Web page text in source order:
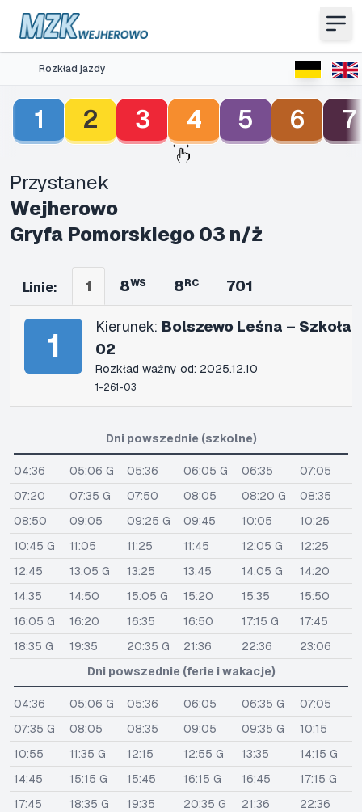
Rozkład jazdy
1 2 3 4 5 6 7
Przystanek
Wejherowo
Gryfa Pomorskiego 03 n/ż
Linie: 1 8WS 8RC 701
1 Kierunek: Bolszewo Leśna – Szkoła
02
Rozkład ważny od: 2025.12.10
1-261-03
Dni powszednie (szkolne)
04:36 05:06 G 05:36 06:05 G 06:35
07:05
07:20
07:35 G 07:50 08:05 08:20 G
08:35
08:50
09:05 09:25 G 09:45 10:05
10:25
10:45 G
11:05 11:25 11:45 12:05 G
12:25
12:45
13:05 G 13:25 13:45 14:05 G
14:20
14:35
14:50 15:05 G 15:20 15:35
15:50
16:05 G
16:20 16:35 16:50 17:15 G
17:45
18:35 G
19:35 20:35 G 21:36 22:36
23:06
Dni powszednie (ferie i wakacje)
04:36 05:06 G 05:36 06:05 06:35 G
07:05
07:35 G
08:05 08:35 09:05 09:35 G
10:15
10:55
11:35 G 12:15 12:55 G 13:35
14:15 G
14:45
15:15 G 15:45 16:15 G 16:45
17:15 G
17:45
18:35 G 19:35 20:35 G 21:36
22:36